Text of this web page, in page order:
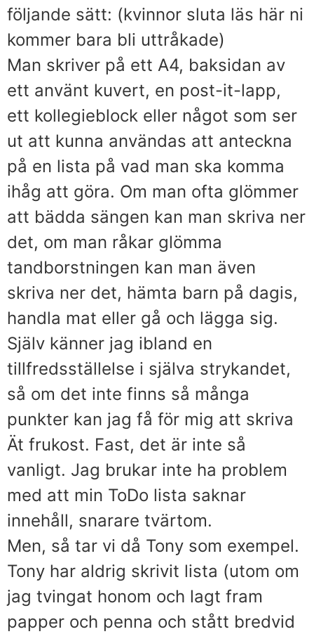
följande sätt: (kvinnor sluta läs här ni
kommer bara bli uttråkade)
Man skriver på ett A4, baksidan av
ett använt kuvert, en post-it-lapp,
ett kollegieblock eller något som ser
ut att kunna användas att anteckna
på en lista på vad man ska komma
ihåg att göra. Om man ofta glömmer
att bädda sängen kan man skriva ner
det, om man råkar glömma
tandborstningen kan man även
skriva ner det, hämta barn på dagis,
handla mat eller gå och lägga sig.
Själv känner jag ibland en
tillfredsställelse i själva strykandet,
så om det inte finns så många
punkter kan jag få för mig att skriva
Ät frukost. Fast, det är inte så
vanligt. Jag brukar inte ha problem
med att min ToDo lista saknar
innehåll, snarare tvärtom.
Men, så tar vi då Tony som exempel.
Tony har aldrig skrivit lista (utom om
jag tvingat honom och lagt fram
papper och penna och stått bredvid